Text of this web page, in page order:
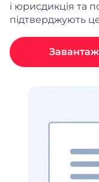
і юрисдикція та
підтверджують